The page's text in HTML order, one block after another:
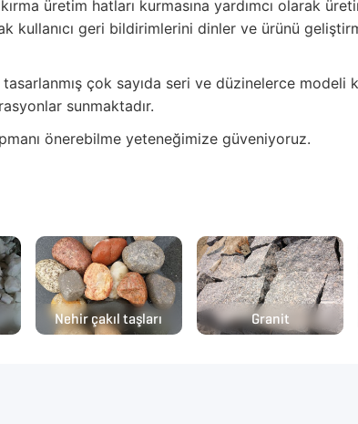
üretim hatları kurmasına yardımcı olarak
geri bildirimlerini dinler ve ürünü
çok sayıda seri ve düzinelerce
sunmaktadır.
önerebilme yeteneğimize güveniyoruz.
Nehir çakıl taşları Granit